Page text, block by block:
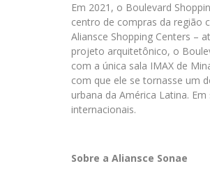
Em 2021, o Boulevard
centro de compras da região
Aliansce Shopping Centers –
projeto arquitetônico, o
com a única sala IMAX de
com que ele se tornasse um
urbana da América Latina.
internacionais.
Sobre a Aliansce Sonae